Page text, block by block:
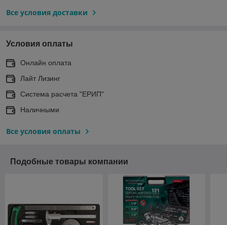
Все условия доставки
Условия оплаты
Онлайн оплата
Лайт Лизинг
Система расчета "ЕРИП"
Наличными
Все условия оплаты
Подобные товары компании